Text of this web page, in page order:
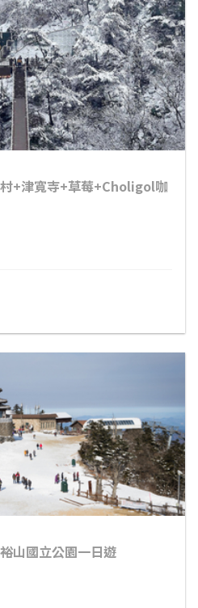
+津寬寺+草莓+Choligol咖
山國立公園一日遊